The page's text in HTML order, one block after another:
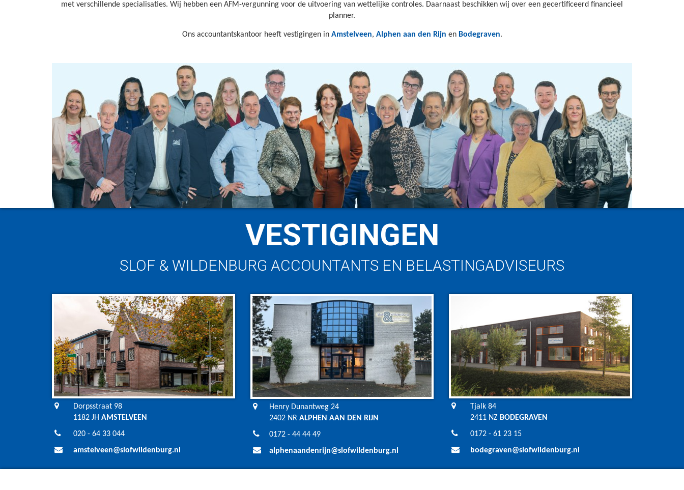
met verschillende specialisaties. Wij hebben een AFM-vergunning voor de uitvoering van wettelijke controles. Daarnaast beschikken wij over een gecertificeerd financieel
planner.
Ons accountantskantoor heeft vestigingen in Amstelveen, Alphen aan den Rijn en Bodegraven.
VESTIGINGEN
SLOF & WILDENBURG ACCOUNTANTS EN BELASTINGADVISEURS
Dorpsstraat 98
1182 JH AMSTELVEEN
020 - 64 33 044
amstelveen@slofwildenburg.nl
Henry Dunantweg 24
2402 NR ALPHEN AAN DEN RIJN
0172 - 44 44 49
alphenaandenrijn@slofwildenburg.nl
Tjalk 84
2411 NZ BODEGRAVEN
0172 - 61 23 15
bodegraven@slofwildenburg.nl